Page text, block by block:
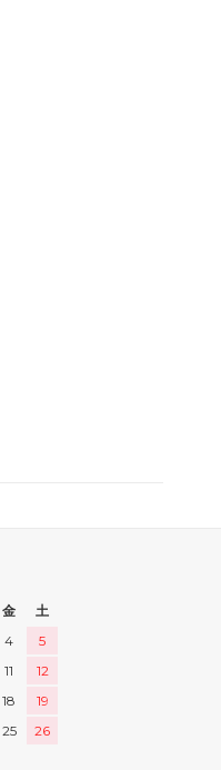
金
土
4
5
11
12
18
19
25
26